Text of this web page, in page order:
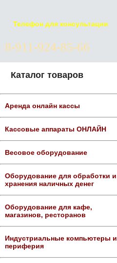
Телефон для консультации
8-911-924-85-66
Каталог товаров
Аренда онлайн кассы
Кассовые аппараты ОНЛАЙН
Весовое оборудование
Оборудование для обработки и
хранения наличных денег
Оборудование для кафе,
магазинов, ресторанов
Индустриальные компьютеры и
периферия